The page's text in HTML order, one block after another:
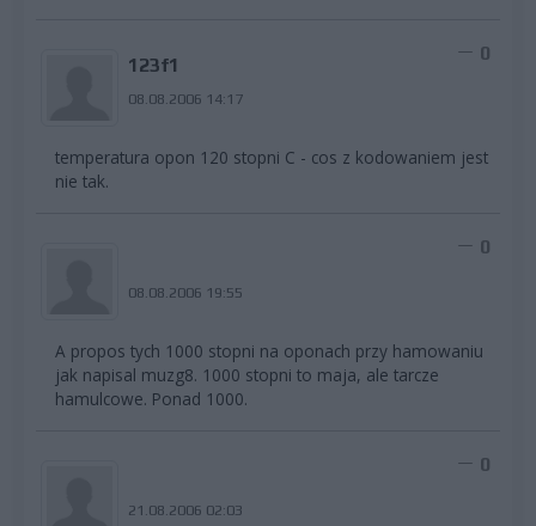
123f1
08.08.2006 14:17
0
temperatura opon 120 stopni C - cos z kodowaniem jest
nie tak.
08.08.2006 19:55
0
A propos tych 1000 stopni na oponach przy hamowaniu
jak napisal muzg8. 1000 stopni to maja, ale tarcze
hamulcowe. Ponad 1000.
21.08.2006 02:03
0